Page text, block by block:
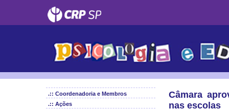
.:: Coordenadoria e Membros
.:: Ações
Câmara
nas escolas